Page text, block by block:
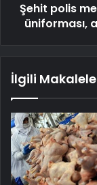
Şehit polis
üniforması,
İlgili